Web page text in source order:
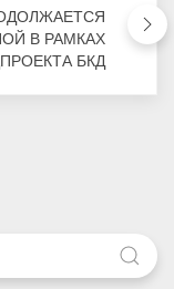
В РАМКАХ
БКД